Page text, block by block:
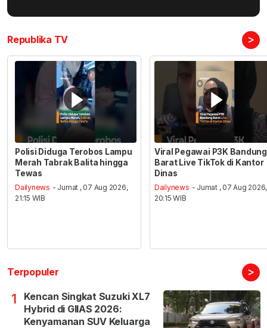
Republika TV >
Polisi Diduga Terobos Lampu
Merah Tabrak Balita hingga
Tewas
Dailynews - Jumat , 07 Aug 2026,
21:15 WIB
Viral Pegawai P3K Bandung
Barat Live TikTok di Kantor
Dinas
Dailynews - Jumat , 07 Aug 2026,
20:15 WIB
Terpopuler >
1
Kencan Singkat Suzuki XL7
Hybrid di GIIAS 2026:
Kenyamanan SUV Keluarga